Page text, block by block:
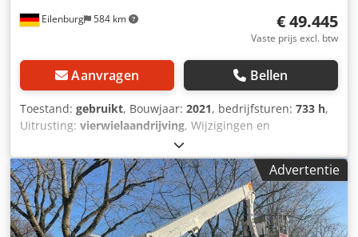
Eilenburg 584 km € 49.445
Vaste prijs excl. btw
Aanvragen Bellen
Toestand: gebruikt, Bouwjaar: 2021, bedrijfsturen: 733 h,
Uitrusting: vierwielaandrijving, Wijzigingen en
tussentijdse verkoop voorbehouden! Interne nummer:
1442. 3127980 ----UITRUSTING Vierwielaandrijving Kleur:
Geel Aandrijfmotor KUBOTA met 3331ccm en 75kW
Toegestane totaalgewicht 6650kg Leeggewicht 5200kg ... en
nog veel meer. ----Het voertuig is niet
gereinigd/geprepareerd! Landelijke levering tegen
Advertentie